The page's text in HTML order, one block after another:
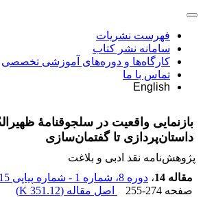
فهرست نشریات
سامانه نشر کتاب
کارگاه‌ها و دوره‌های آموزشی تخصصی
تماس با ما
English
بازنمایی واقعیت در سلجوقنامۀ
داستان‌پردازی تا گفتمان‌سازی
پژوهش‌نامه نقد ادبی و بلاغت
مقاله 14
، دوره 8، شماره 1 - شماره پیاپی 15
صفحه 255-274 اصل مقاله (351.12 K
)